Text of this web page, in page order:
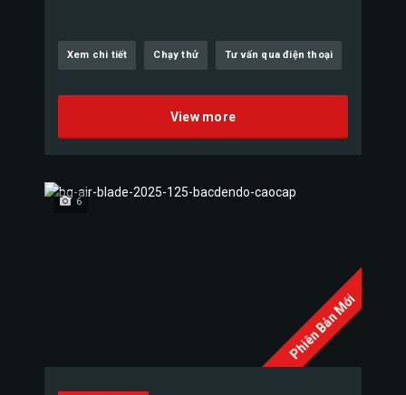
Xem chi tiết Chạy thử Tư vấn qua điện thoại
View more
Phiên Bản Mới
6